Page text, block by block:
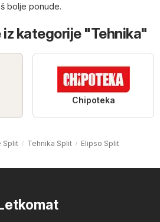
bolje ponude.
kategorije "Tehnika"
Chipoteka
Split Tehnika Split Elipso Split